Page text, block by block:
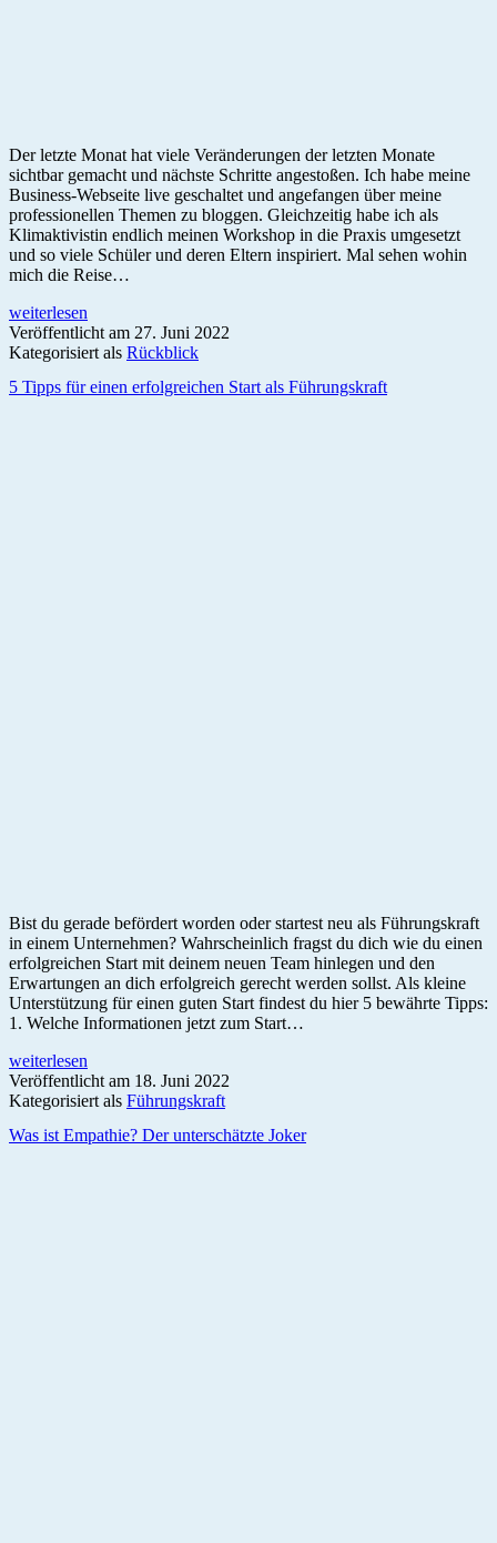
Der letzte Monat hat viele Veränderungen der letzten Monate
sichtbar gemacht und nächste Schritte angestoßen. Ich habe meine
Business-Webseite live geschaltet und angefangen über meine
professionellen Themen zu bloggen. Gleichzeitig habe ich als
Klimaktivistin endlich meinen Workshop in die Praxis umgesetzt
und so viele Schüler und deren Eltern inspiriert. Mal sehen wohin
mich die Reise…
Monatsrückblick
Juni
2022:
Welt!
weiterlesen
Veröffentlicht am 27. Juni 2022
Kategorisiert als Rückblick
5 Tipps für einen erfolgreichen Start als Führungskraft
Bist du gerade befördert worden oder startest neu als Führungskraft
in einem Unternehmen? Wahrscheinlich fragst du dich wie du einen
erfolgreichen Start mit deinem neuen Team hinlegen und den
Erwartungen an dich erfolgreich gerecht werden sollst. Als kleine
Unterstützung für einen guten Start findest du hier 5 bewährte Tipps:
1. Welche Informationen jetzt zum Start…
5
Tipps
für
erfolgreichen
weiterlesen
Veröffentlicht am 18. Juni 2022
Kategorisiert als Führungskraft
Was ist Empathie? Der unterschätzte Joker